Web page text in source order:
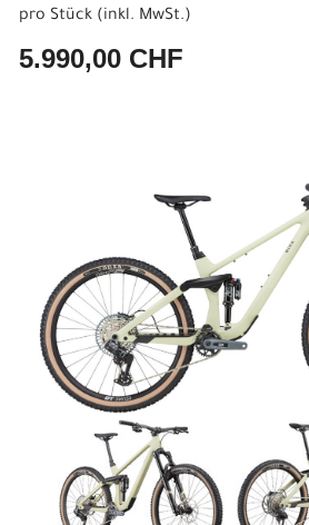
pro Stück (inkl. MwSt.)
5.990,00 CHF